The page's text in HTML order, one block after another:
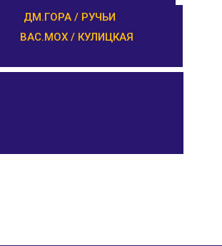
ПРОЛЕТАРКА / ЧЕРКАССЫ
ДМ.ГОРА / РУЧЬИ
ВАС.МОХ / КУЛИЦКАЯ